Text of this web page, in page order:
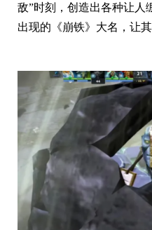
敌”时刻，创造出各种让人
出现的《崩铁》大名，让